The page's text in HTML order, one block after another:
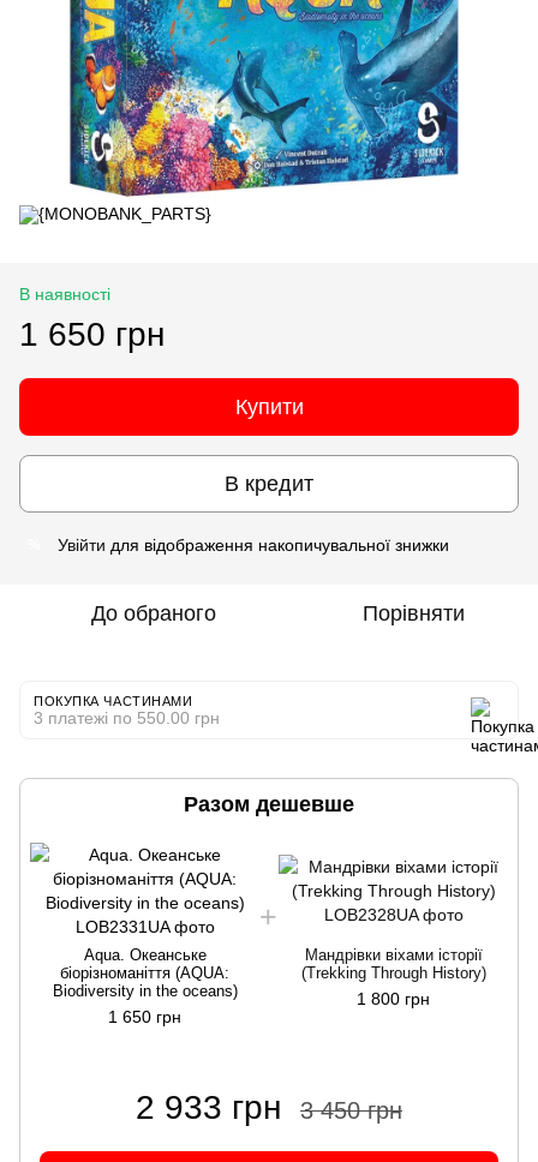
В наявності
1 650 грн
Купити
В кредит
Увійти для відображення накопичувальної знижки
До обраного Порівняти
ПОКУПКА ЧАСТИНАМИ
3 платежі по 550.00 грн
Разом дешевше
Aqua. Океанське
біорізноманіття (AQUA:
Biodiversity in the oceans)
1 650 грн
Мандрівки віхами історії
(Trekking Through History)
1 800 грн
2 933 грн 3 450 грн